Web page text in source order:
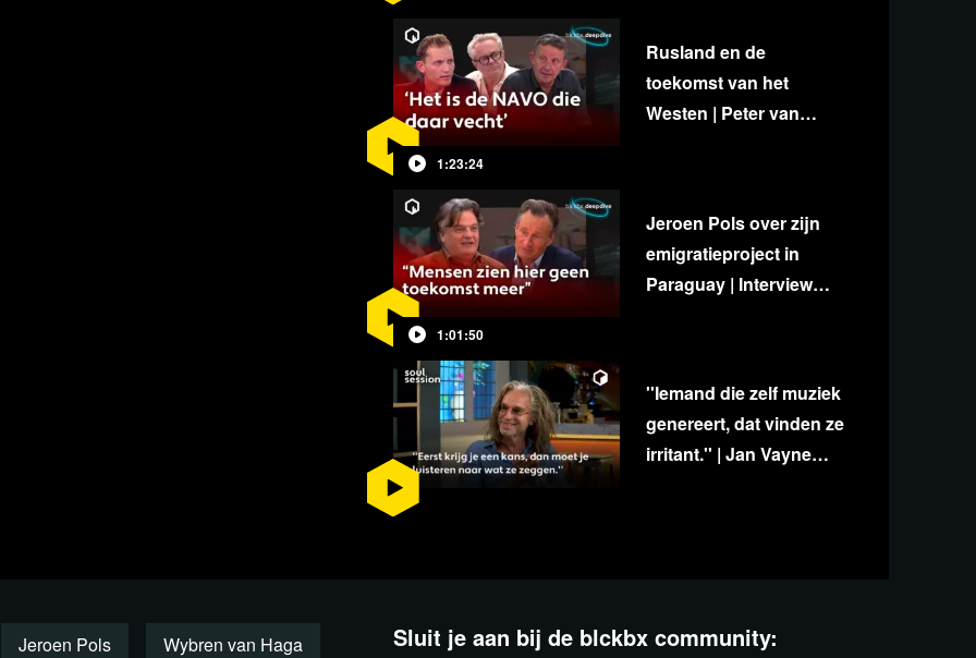
Jeroen Pols Wybren van Haga
1:23:24
Rusland en de
toekomst van het
Westen | Peter van
1:01:50
Jeroen Pols over zijn
emigratieproject in
Paraguay | Interview
''Iemand die zelf muziek
genereert, dat vinden ze
irritant.'' | Jan Vayne
Sluit je aan bij de blckbx community: